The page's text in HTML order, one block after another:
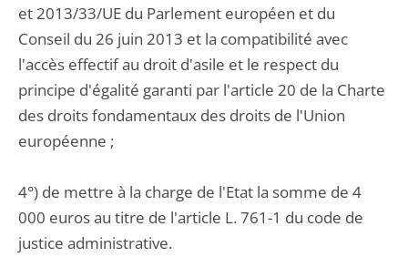
et 2013/33/UE du Parlement européen et du
Conseil du 26 juin 2013 et la compatibilité avec
l'accès effectif au droit d'asile et le respect du
principe d'égalité garanti par l'article 20 de la Charte
des droits fondamentaux des droits de l'Union
européenne ;
4°) de mettre à la charge de l'Etat la somme de 4
000 euros au titre de l'article L. 761-1 du code de
justice administrative.